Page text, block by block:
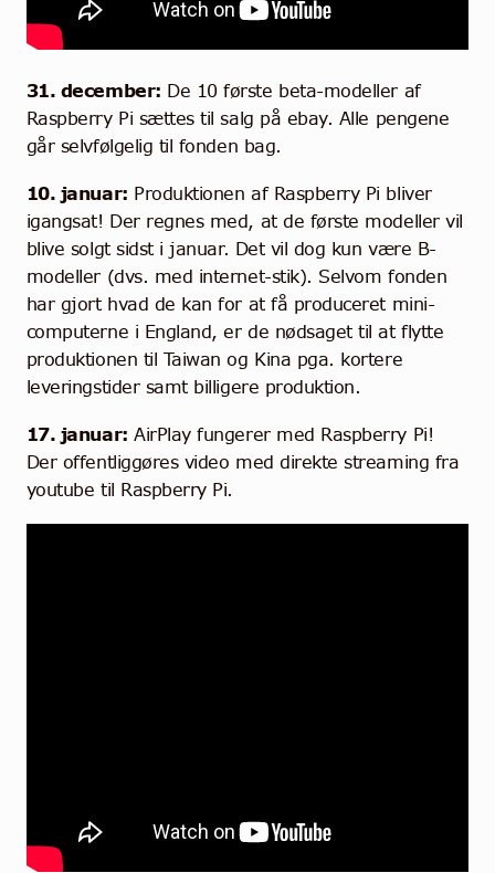
31. december: De 10 første beta-modeller af
Raspberry Pi sættes til salg på ebay. Alle pengene
går selvfølgelig til fonden bag.
10. januar: Produktionen af Raspberry Pi bliver
igangsat! Der regnes med, at de første modeller vil
blive solgt sidst i januar. Det vil dog kun være B-
modeller (dvs. med internet-stik). Selvom fonden
har gjort hvad de kan for at få produceret mini-
computerne i England, er de nødsaget til at flytte
produktionen til Taiwan og Kina pga. kortere
leveringstider samt billigere produktion.
17. januar: AirPlay fungerer med Raspberry Pi!
Der offentliggøres video med direkte streaming fra
youtube til Raspberry Pi.